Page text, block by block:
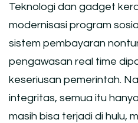
Teknologi dan gadget
modernisasi program
sistem pembayaran
pengawasan real time
keseriusan pemerintah.
integritas, semua itu
masih bisa terjadi di hulu,